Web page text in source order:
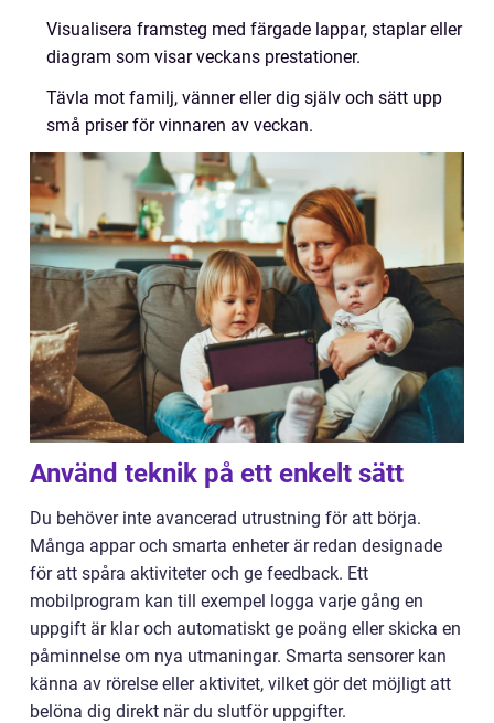
Visualisera framsteg med färgade lappar, staplar eller
diagram som visar veckans prestationer.
Tävla mot familj, vänner eller dig själv och sätt upp
små priser för vinnaren av veckan.
Använd teknik på ett enkelt sätt
Du behöver inte avancerad utrustning för att börja.
Många appar och smarta enheter är redan designade
för att spåra aktiviteter och ge feedback. Ett
mobilprogram kan till exempel logga varje gång en
uppgift är klar och automatiskt ge poäng eller skicka en
påminnelse om nya utmaningar. Smarta sensorer kan
känna av rörelse eller aktivitet, vilket gör det möjligt att
belöna dig direkt när du slutför uppgifter.